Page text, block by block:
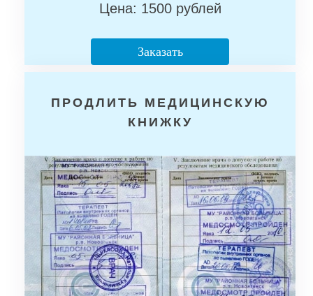
Цена: 1500 рублей
Заказать
ПРОДЛИТЬ МЕДИЦИНСКУЮ
КНИЖКУ